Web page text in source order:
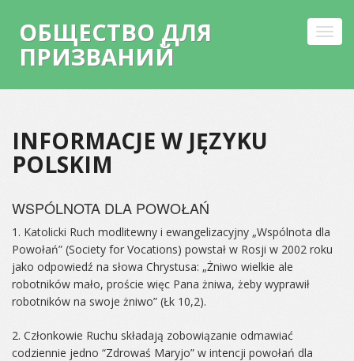
ОБЩЕСТВО ДЛЯ
ПРИЗВАНИЙ
content
INFORMACJE W JĘZYKU
POLSKIM
WSPÓLNOTA DLA POWOŁAŃ
1. Katolicki Ruch modlitewny i ewangelizacyjny „Wspólnota dla
Powołań” (Society for Vocations) powstał w Rosji w 2002 roku
jako odpowiedź na słowa Chrystusa: „Żniwo wielkie ale
robotników mało, proście więc Pana żniwa, żeby wyprawił
robotników na swoje żniwo” (Łk 10,2).
2. Członkowie Ruchu składają zobowiązanie odmawiać
codziennie jedno “Zdrowaś Maryjo” w intencji powołań dla